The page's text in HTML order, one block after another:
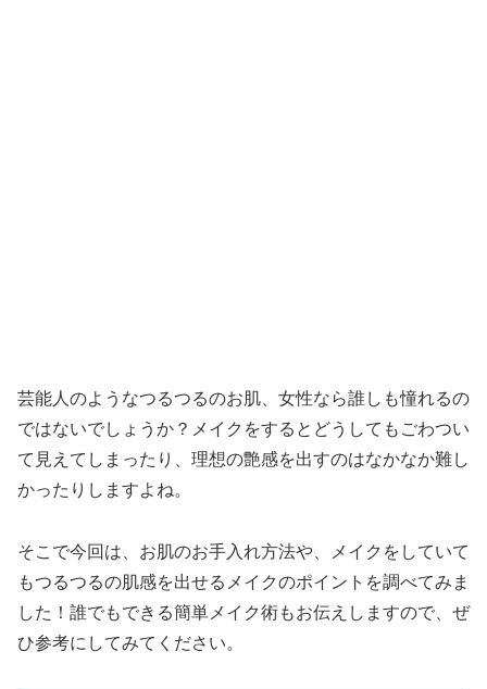
芸能人のようなつるつるのお肌、女性なら誰しも憧れるの
ではないでしょうか？メイクをするとどうしてもごわつい
て見えてしまったり、理想の艶感を出すのはなかなか難し
かったりしますよね。
そこで今回は、お肌のお手入れ方法や、メイクをしていて
もつるつるの肌感を出せるメイクのポイントを調べてみま
した！誰でもできる簡単メイク術もお伝えしますので、ぜ
ひ参考にしてみてください。